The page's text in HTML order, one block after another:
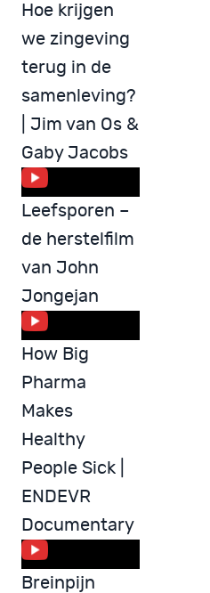
Hoe krijgen
we zingeving
terug in de
samenleving?
| Jim van Os &
Gaby Jacobs
Leefsporen –
de herstelfilm
van John
Jongejan
How Big
Pharma
Makes
Healthy
People Sick |
ENDEVR
Documentary
Breinpijn